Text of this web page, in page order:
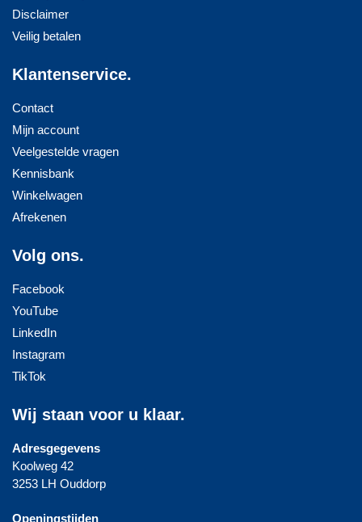
Disclaimer
Veilig betalen
Klantenservice.
Contact
Mijn account
Veelgestelde vragen
Kennisbank
Winkelwagen
Afrekenen
Volg ons.
Facebook
YouTube
LinkedIn
Instagram
TikTok
Wij staan voor u klaar.
Adresgegevens
Koolweg 42
3253 LH Ouddorp
Openingstijden